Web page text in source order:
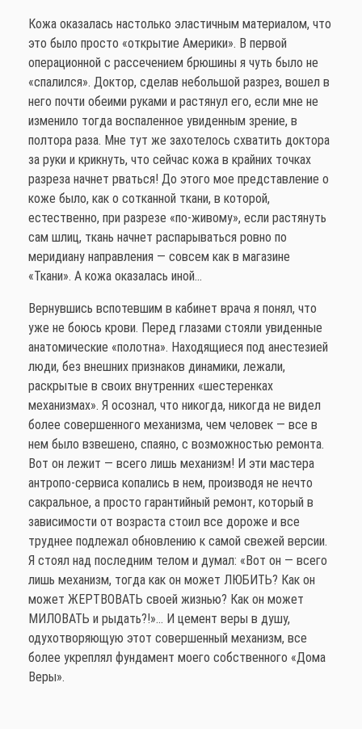
Кожа оказалась настолько эластичным материалом, что
это было просто «открытие Америки». В первой
операционной с рассечением брюшины я чуть было не
«спалился». Доктор, сделав небольшой разрез, вошел в
него почти обеими руками и растянул его, если мне не
изменило тогда воспаленное увиденным зрение, в
полтора раза. Мне тут же захотелось схватить доктора
за руки и крикнуть, что сейчас кожа в крайних точках
разреза начнет рваться! До этого мое представление о
коже было, как о сотканной ткани, в которой,
естественно, при разрезе «по-живому», если растянуть
сам шлиц, ткань начнет распарываться ровно по
меридиану направления — совсем как в магазине
«Ткани». А кожа оказалась иной…
Вернувшись вспотевшим в кабинет врача я понял, что
уже не боюсь крови. Перед глазами стояли увиденные
анатомические «полотна». Находящиеся под анестезией
люди, без внешних признаков динамики, лежали,
раскрытые в своих внутренних «шестеренках
механизмах». Я осознал, что никогда, никогда не видел
более совершенного механизма, чем человек — все в
нем было взвешено, спаяно, с возможностью ремонта.
Вот он лежит — всего лишь механизм! И эти мастера
антропо-сервиса копались в нем, производя не нечто
сакральное, а просто гарантийный ремонт, который в
зависимости от возраста стоил все дороже и все
труднее подлежал обновлению к самой свежей версии.
Я стоял над последним телом и думал: «Вот он — всего
лишь механизм, тогда как он может ЛЮБИТЬ? Как он
может ЖЕРТВОВАТЬ своей жизнью? Как он может
МИЛОВАТЬ и рыдать?!»… И цемент веры в душу,
одухотворяющую этот совершенный механизм, все
более укреплял фундамент моего собственного «Дома
Веры».